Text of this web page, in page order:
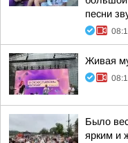
песни
Живая
Было
ярким и